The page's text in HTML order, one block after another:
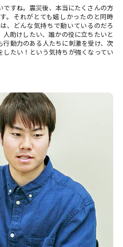
すね。震災後、本当にたくさんの方
。それがとても嬉しかったのと同時
、どんな気持ちで動いているのだろ
人助けしたい、誰かの役に立ちたいと
行動力のある人たちに刺激を受け、次
たい！という気持ちが強くなってい